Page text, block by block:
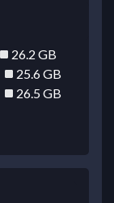
26.2 GB
25.6 GB
26.5 GB